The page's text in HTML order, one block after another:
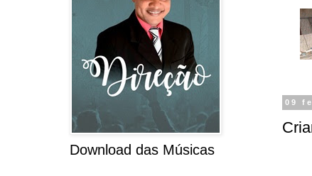
09
Download das Músicas